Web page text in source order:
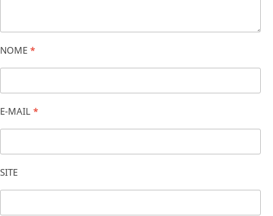
NOME *
E-MAIL *
SITE